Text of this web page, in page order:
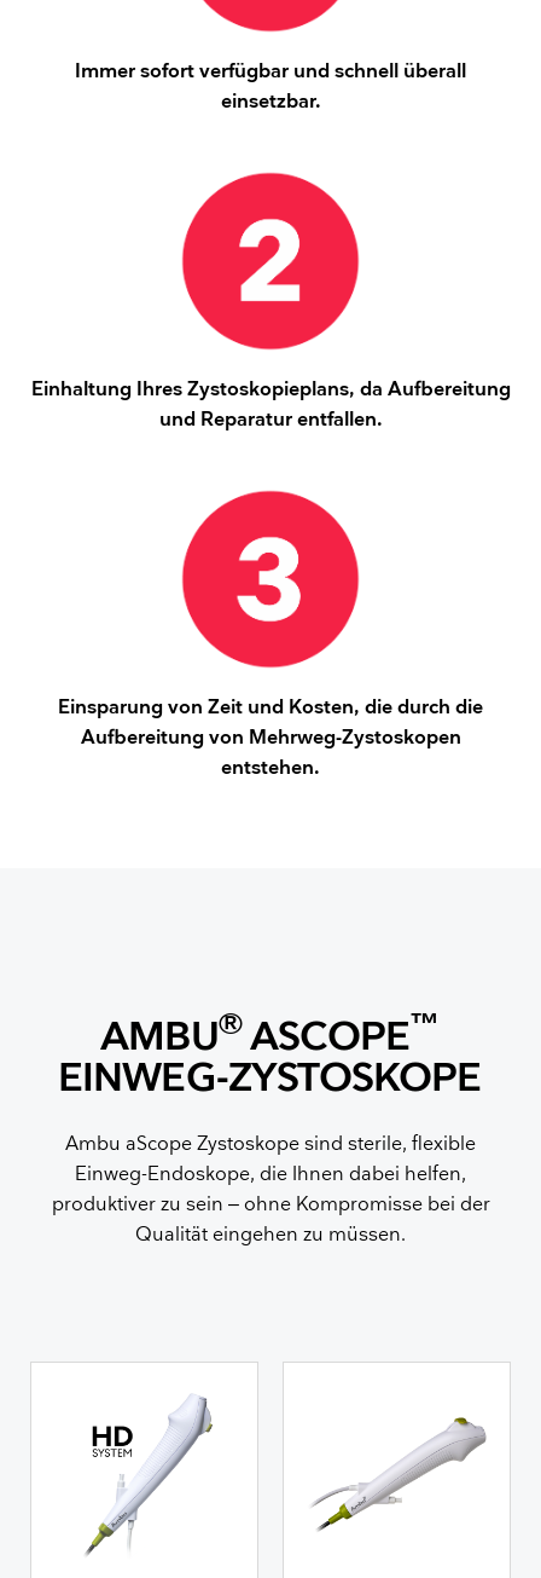
Immer sofort verfügbar und schnell überall
einsetzbar.
Einhaltung Ihres Zystoskopieplans, da Aufbereitung
und Reparatur entfallen.
Einsparung von Zeit und Kosten, die durch die
Aufbereitung von Mehrweg-Zystoskopen
entstehen.
AMBU®ASCOPE™
EINWEG-ZYSTOSKOPE
Ambu aScope Zystoskope sind sterile, flexible
Einweg-Endoskope, die Ihnen dabei helfen,
produktiver zu sein – ohne Kompromisse bei der
Qualität eingehen zu müssen.